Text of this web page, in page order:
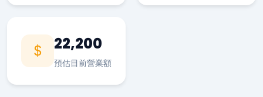
22,200
預估目前營業額